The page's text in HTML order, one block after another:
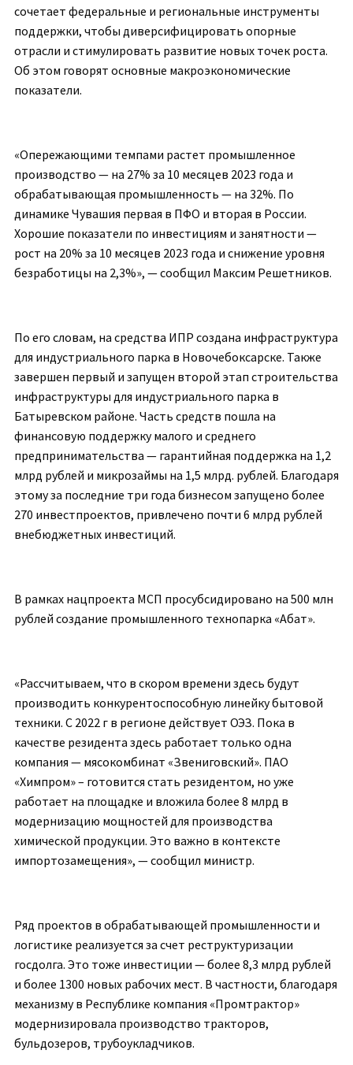
сочетает федеральные и региональные инструменты
поддержки, чтобы диверсифицировать опорные
отрасли и стимулировать развитие новых точек роста.
Об этом говорят основные макроэкономические
показатели.
«Опережающими темпами растет промышленное
производство — на 27% за 10 месяцев 2023 года и
обрабатывающая промышленность — на 32%. По
динамике Чувашия первая в ПФО и вторая в России.
Хорошие показатели по инвестициям и занятности —
рост на 20% за 10 месяцев 2023 года и снижение уровня
безработицы на 2,3%», — сообщил Максим Решетников.
По его словам, на средства ИПР создана инфраструктура
для индустриального парка в Новочебоксарске. Также
завершен первый и запущен второй этап строительства
инфраструктуры для индустриального парка в
Батыревском районе. Часть средств пошла на
финансовую поддержку малого и среднего
предпринимательства — гарантийная поддержка на 1,2
млрд рублей и микрозаймы на 1,5 млрд. рублей. Благодаря
этому за последние три года бизнесом запущено более
270 инвестпроектов, привлечено почти 6 млрд рублей
внебюджетных инвестиций.
В рамках нацпроекта МСП просубсидировано на 500 млн
рублей создание промышленного технопарка «Абат».
«Рассчитываем, что в скором времени здесь будут
производить конкурентоспособную линейку бытовой
техники. С 2022 г в регионе действует ОЭЗ. Пока в
качестве резидента здесь работает только одна
компания — мясокомбинат «Звениговский». ПАО
«Химпром» – готовится стать резидентом, но уже
работает на площадке и вложила более 8 млрд в
модернизацию мощностей для производства
химической продукции. Это важно в контексте
импортозамещения», — сообщил министр.
Ряд проектов в обрабатывающей промышленности и
логистике реализуется за счет реструктуризации
госдолга. Это тоже инвестиции — более 8,3 млрд рублей
и более 1300 новых рабочих мест. В частности, благодаря
механизму в Республике компания «Промтрактор»
модернизировала производство тракторов,
бульдозеров, трубоукладчиков.